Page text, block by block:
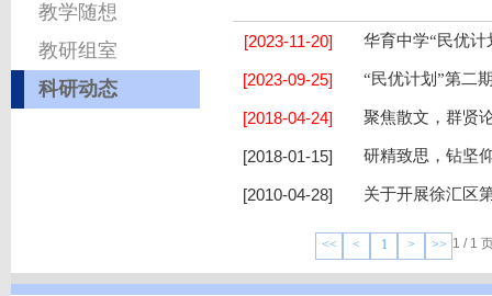
教学随想
教研组室
科研动态
华育中学“民优计
[2023-11-20]
“民优计划”第二
[2023-09-25]
聚焦散文，群贤
[2018-04-24]
研精致思，钻坚
[2018-01-15]
关于开展徐汇区
[2010-04-28]
<< < 1 > >> 1 / 1